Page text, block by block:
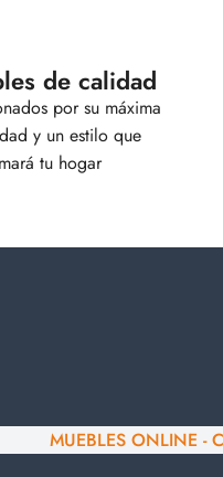
de calidad
por su máxima
y un estilo que
tu hogar
MUEBLES ONLINE -